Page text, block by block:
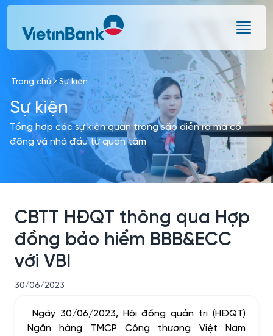
Skip to Main Content
Trang chủ Sự kiện
Sự kiện
Tổng hợp các sự kiện quan trọng sắp diễn ra mà cổ
đông và nhà đầu tư quan tâm
CBTT HĐQT thông qua Hợp
đồng bảo hiểm BBB&ECC
với VBI
30/06/2023
Ngày 30/06/2023, Hội đồng quản trị (HĐQT)
Ngân hàng TMCP Công thương Việt Nam